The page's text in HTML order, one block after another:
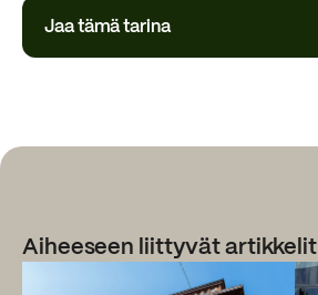
Jaa tämä tarina
Aiheeseen liittyvät artikkelit